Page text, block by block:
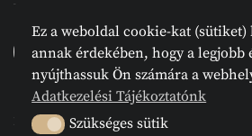
Archívum
Hónap kijelölése
Archívum
2024 © Megvanirva.hu - Minden jog
Ez a weboldal cookie-kat (sütiket)
annak érdekében, hogy a legjobb
nyújthassuk Ön számára a
Adatkezelési Tájékoztatónk
Szükséges sütik
Szükséges sütik